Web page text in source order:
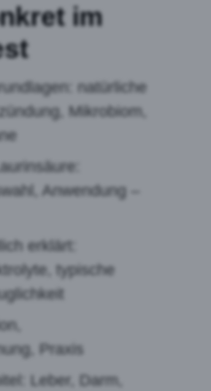
im
natürliche
Mikrobiom,
Anwendung –
erklärt:
typische
Praxis
Leber, Darm,